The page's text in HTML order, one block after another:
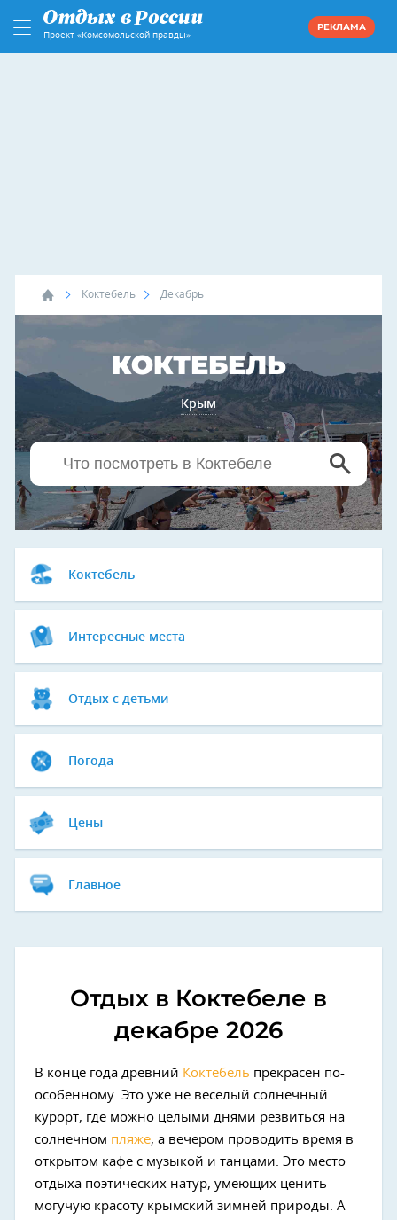
Проект «Комсомольской правды»
РЕКЛАМА
Коктебель Декабрь
КОКТЕБЕЛЬ
Крым
Коктебель
Интересные места
Отдых с детьми
Погода
Цены
Главное
Отдых в Коктебеле в
декабре 2026
В конце года древний Коктебель прекрасен по-
особенному. Это уже не веселый солнечный
курорт, где можно целыми днями резвиться на
солнечном пляже, а вечером проводить время в
открытом кафе с музыкой и танцами. Это место
отдыха поэтических натур, умеющих ценить
могучую красоту крымский зимней природы. А